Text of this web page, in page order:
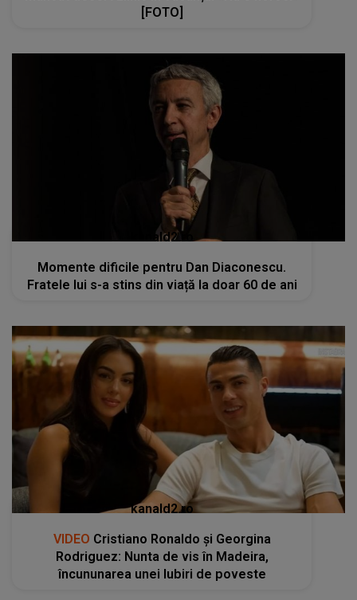
[FOTO]
kanald2.ro
Momente dificile pentru Dan Diaconescu.
Fratele lui s-a stins din viață la doar 60 de ani
kanald2.ro
VIDEO Cristiano Ronaldo și Georgina
Rodriguez: Nunta de vis în Madeira,
încununarea unei Iubiri de poveste